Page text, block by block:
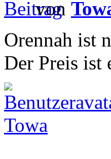
von
Orennah ist
Der Preis ist
Towa